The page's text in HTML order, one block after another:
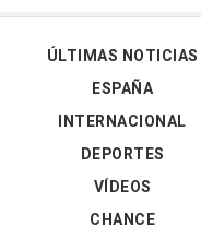
ÚLTIMAS NOTICIAS
ESPAÑA
INTERNACIONAL
DEPORTES
VÍDEOS
CHANCE